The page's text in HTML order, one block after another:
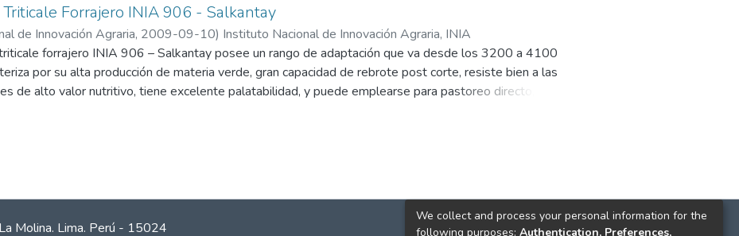
Forrajero INIA 906 - Salkantay
de Innovación Agraria, 2009-09-10) Instituto Nacional de Innovación Agraria, INIA
forrajero INIA 906 – Salkantay posee un rango de adaptación que va desde los 3200 a 4100
por su alta producción de materia verde, gran capacidad de rebrote post corte, resiste bien a las
de alto valor nutritivo, tiene excelente palatabilidad, y puede emplearse para pastoreo directo,
o como grano. Además, es resistente a la roya de la hoja, roya del tallo y manchas foliares.
Molina. Lima. Perú - 15024
We collect and process your personal information for the
following purposes: Authentication, Preferences,